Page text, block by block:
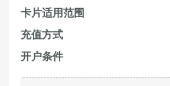
卡片适用范围
充值方式
开户条件